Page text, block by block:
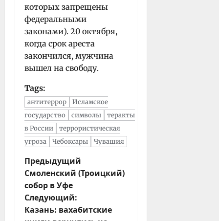
которых запрещены
федеральными
законами). 20 октября,
когда срок ареста
закончился, мужчина
вышел на свободу.
Tags:
антитеррор
Исламское
государство
символы
теракты
в России
террористическая
угроза
Чебоксары Чувашия
Н
а
в
и
г
Предыдущий
Смоленский (Троицкий)
собор в Уфе
Следующий:
Казань: вахабитские